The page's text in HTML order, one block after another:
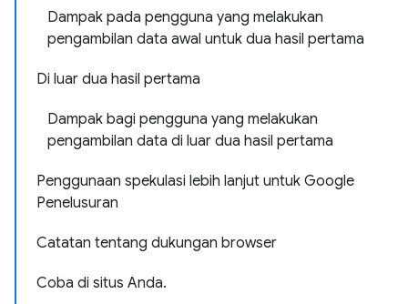
Dampak pada pengguna yang melakukan
pengambilan data awal untuk dua hasil pertama
Di luar dua hasil pertama
Dampak bagi pengguna yang melakukan
pengambilan data di luar dua hasil pertama
Penggunaan spekulasi lebih lanjut untuk Google
Penelusuran
Catatan tentang dukungan browser
Coba di situs Anda.